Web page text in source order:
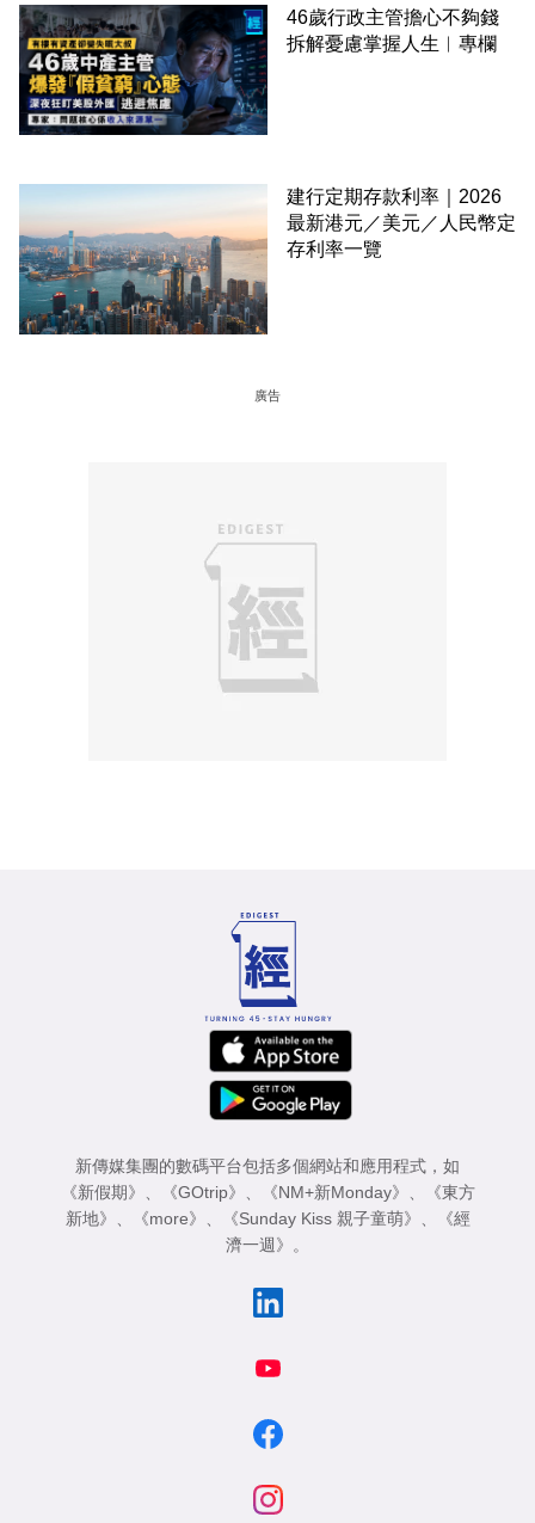
46歲行政主管擔心不夠錢
拆解憂慮掌握人生︳專欄
建行定期存款利率｜2026
最新港元／美元／人民幣定
存利率一覽
廣告
新傳媒集團的數碼平台包括多個網站和應用程式，如
《新假期》 、 《GOtrip》 、 《NM+新Monday》 、
《東方
新地》 、 《more》 、 《Sunday Kiss 親子童萌》 、
《經
濟一週》 。